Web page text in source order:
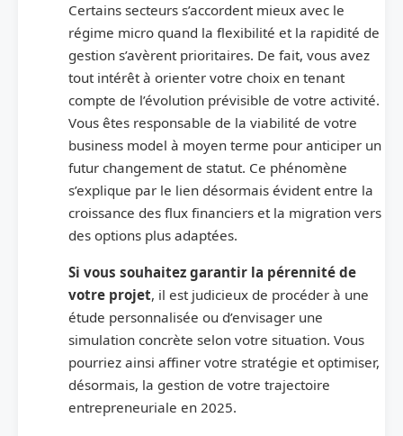
Certains secteurs s’accordent mieux avec le
régime micro quand la flexibilité et la rapidité de
gestion s’avèrent prioritaires. De fait, vous avez
tout intérêt à orienter votre choix en tenant
compte de l’évolution prévisible de votre activité.
Vous êtes responsable de la viabilité de votre
business model à moyen terme pour anticiper un
futur changement de statut. Ce phénomène
s’explique par le lien désormais évident entre la
croissance des flux financiers et la migration vers
des options plus adaptées.
Si vous souhaitez garantir la pérennité de
votre projet, il est judicieux de procéder à une
étude personnalisée ou d’envisager une
simulation concrète selon votre situation. Vous
pourriez ainsi affiner votre stratégie et optimiser,
désormais, la gestion de votre trajectoire
entrepreneuriale en 2025.